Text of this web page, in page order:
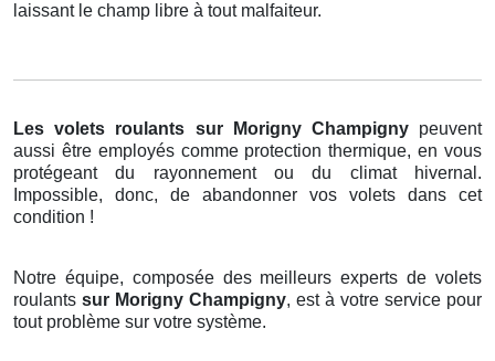
laissant le champ libre à tout malfaiteur.
Les volets roulants sur Morigny Champigny peuvent
aussi être employés comme protection thermique, en vous
protégeant du rayonnement ou du climat hivernal.
Impossible, donc, de abandonner vos volets dans cet
condition !
Notre équipe, composée des meilleurs experts de volets
roulants sur Morigny Champigny, est à votre service pour
tout problème sur votre système.